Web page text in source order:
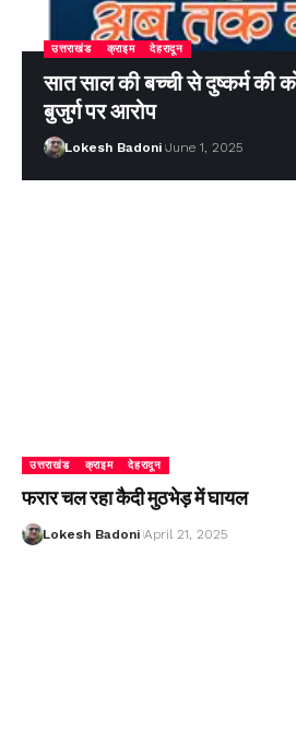
उत्तराखंड क्राइम देहरादून
सात साल की बच्ची से दुष्कर्म की
बुजुर्ग पर आरोप
Lokesh Badoni June 1, 2025
उत्तराखंड क्राइम देहरादून
फरार चल रहा कैदी मुठभेड़ में घायल
Lokesh Badoni April 21, 2025